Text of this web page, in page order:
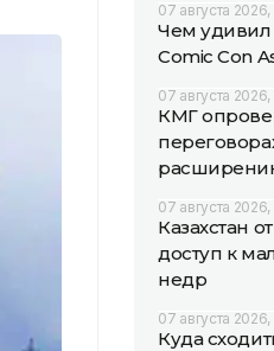
07 августа 2026,
Чем удивил
Comic Con
07 августа
КМГ
07 августа
Казахстан
доступ к
недр
07 августа 2026,
Куда